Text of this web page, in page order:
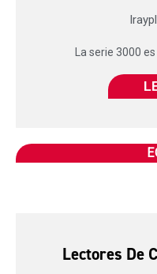
La serie 3000
Lectores De